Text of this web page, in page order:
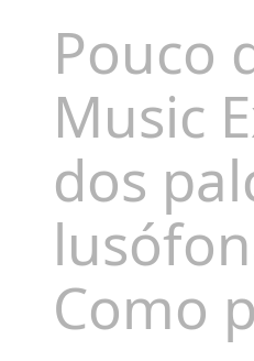
Pouco
Music
dos
Como